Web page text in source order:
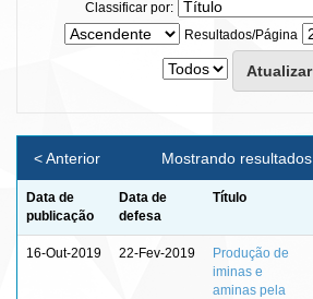
Classificar por:
Resultados/Página
Mostrando
< Anterior
Data de
publicação
Data de
defesa
Título
16-Out-2019 22-Fev-2019
Produção de
iminas e
aminas pela